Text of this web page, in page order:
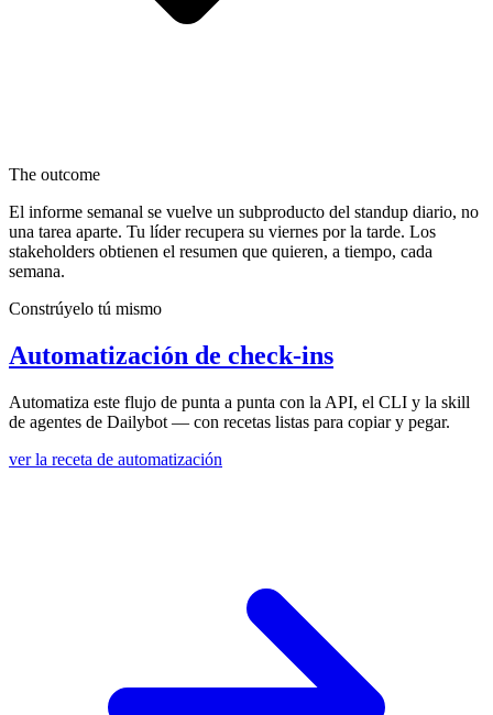
The outcome
El informe semanal se vuelve un subproducto del standup diario, no
una tarea aparte. Tu líder recupera su viernes por la tarde. Los
stakeholders obtienen el resumen que quieren, a tiempo, cada
semana.
Constrúyelo tú mismo
Automatización de check-ins
Automatiza este flujo de punta a punta con la API, el CLI y la skill
de agentes de Dailybot — con recetas listas para copiar y pegar.
ver la receta de automatización